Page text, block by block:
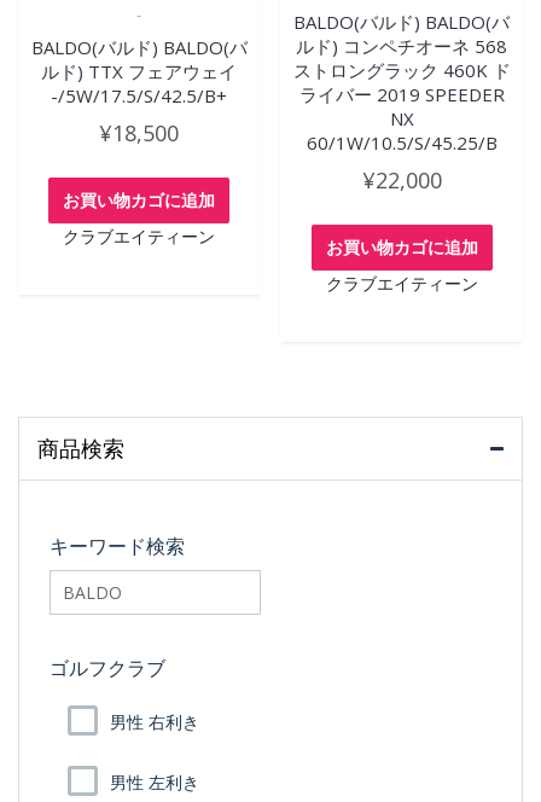
-
BALDO(バルド) BALDO(バ
ルド) TTX フェアウェイ
-/5W/17.5/S/42.5/B+
¥18,500
お買い物カゴに追加
クラブエイティーン
BALDO(バルド) BALDO(バ
ルド) コンペチオーネ 568
ストロングラック 460K ド
ライバー 2019 SPEEDER
NX
60/1W/10.5/S/45.25/B
¥22,000
お買い物カゴに追加
クラブエイティーン
商品検索
キーワード検索
ゴルフクラブ
男性 右利き
男性 左利き